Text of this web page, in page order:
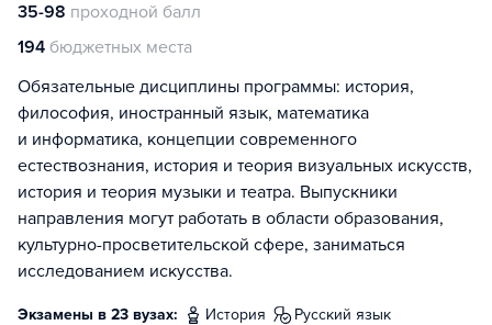
35-98 проходной балл
194 бюджетных места
Обязательные дисциплины программы: история,
философия, иностранный язык, математика
и информатика, концепции современного
естествознания, история и теория визуальных искусств,
история и теория музыки и театра. Выпускники
направления могут работать в области образования,
культурно-просветительской сфере, заниматься
исследованием искусства.
Экзамены в 23 вузах: история
русский язык